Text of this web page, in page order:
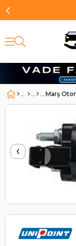
Marş
‹